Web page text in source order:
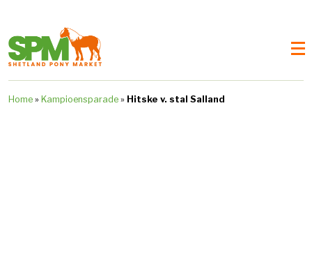
Home » Kampioensparade » Hitske v. stal Salland